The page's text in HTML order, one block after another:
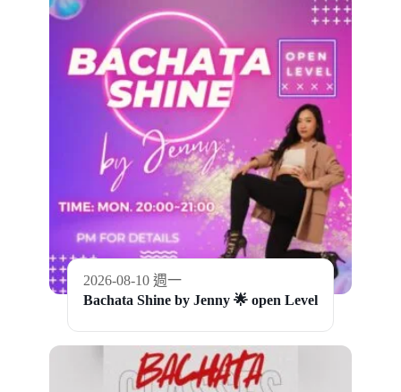
2026-08-10 週一
Bachata Shine by Jenny 🌟 open Level